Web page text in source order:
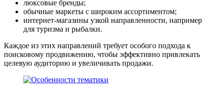
люксовые бренды;
обычные маркеты с широким ассортиментом;
интернет-магазины узкой направленности, например
для туризма и рыбалки.
Каждое из этих направлений требует особого подхода к
поисковому продвижению, чтобы эффективно привлекать
целевую аудиторию и увеличивать продажи.